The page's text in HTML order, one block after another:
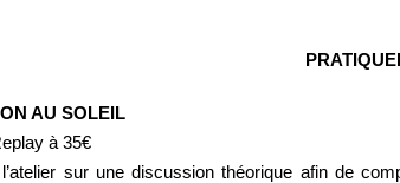
AU SOLEIL
à 35€
sur une discussion théorique afin de